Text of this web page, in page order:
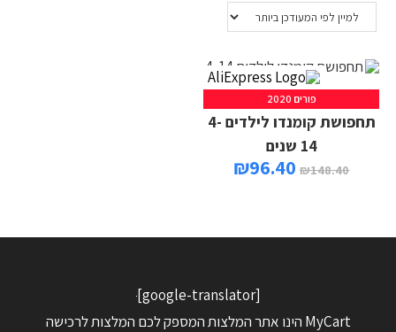
פורים 2020
תחפושת קומנדו לילדים 4-
14 שנים
₪148.40
₪96.40
[google-translator]
MyCart הינו אתר המלצות המספק לכם המלצות לרכישה